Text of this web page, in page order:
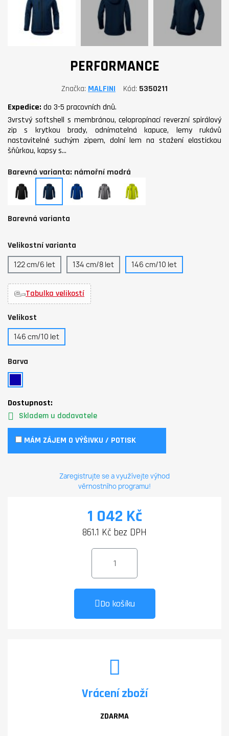
PERFORMANCE
Značka MALFINI Kód 5350211
Expedice: do 3-5 pracovních dnů.
3vrstvý softshell s membránou, celopropínací reverzní spirálový
zip s krytkou brady, odnímatelná kapuce, lemy rukávů
nastavitelné suchým zipem, dolní lem na stažení elastickou
šňůrkou, kapsy s…
Barevná varianta: námořní modrá
černá
námořní
modrá
královská
modrá
ocelově
šedá
limetková
Barevná varianta
Velikostní varianta
122 cm/6 let 134 cm/8 let 146 cm/10 let
Tabulka velikostí
Velikost
146 cm/10 let
Barva
Dostupnost:
Skladem u dodavatele
MÁM ZÁJEM O VÝŠIVKU / POTISK
Zaregistrujte se a využívejte výhod
věrnostního programu!
1 042 Kč
861.1 Kč bez DPH
Do košíku
Vrácení zboží
ZDARMA